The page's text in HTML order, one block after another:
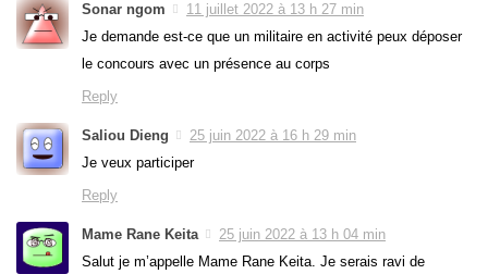
Sonar ngom
11 juillet 2022 à 13 h 27 min
Je demande est-ce que un militaire en activité peux déposer
le concours avec un présence au corps
Reply
Saliou Dieng
25 juin 2022 à 16 h 29 min
Je veux participer
Reply
Mame Rane Keita
25 juin 2022 à 13 h 04 min
Salut je m’appelle Mame Rane Keita. Je serais ravi de